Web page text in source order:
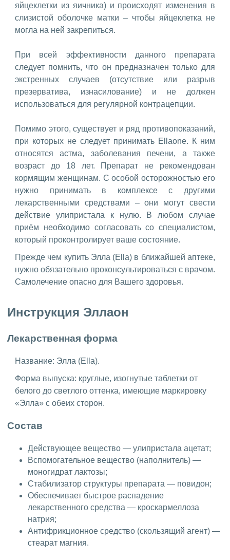
яйцеклетки из яичника) и происходят изменения в
слизистой оболочке матки – чтобы яйцеклетка не
могла на ней закрепиться.
При всей эффективности данного препарата
следует помнить, что он предназначен только для
экстренных случаев (отсутствие или разрыв
презерватива, изнасилование) и не должен
использоваться для регулярной контрацепции.
Помимо этого, существует и ряд противопоказаний,
при которых не следует принимать Ellaone. К ним
относятся астма, заболевания печени, а также
возраст до 18 лет. Препарат не рекомендован
кормящим женщинам. С особой осторожностью его
нужно принимать в комплексе с другими
лекарственными средствами – они могут свести
действие улипристала к нулю. В любом случае
приём необходимо согласовать со специалистом,
который проконтролирует ваше состояние.
Прежде чем купить Элла (Ella) в ближайшей аптеке,
нужно обязательно проконсультироваться с врачом.
Самолечение опасно для Вашего здоровья.
Инструкция Эллаон
Лекарственная форма
Название: Элла (Ella).
Форма выпуска: круглые, изогнутые таблетки от
белого до светлого оттенка, имеющие маркировку
«Элла» с обеих сторон.
Состав
Действующее вещество — улипристала ацетат;
Вспомогательное вещество (наполнитель) —
моногидрат лактозы;
Стабилизатор структуры препарата — повидон;
Обеспечивает быстрое распадение
лекарственного средства — кроскармеллоза
натрия;
Антифрикционное средство (скользящий агент) —
стеарат магния.